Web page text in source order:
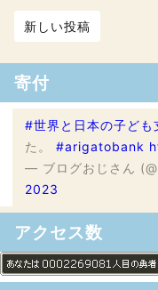
新しい投稿
寄付
#世界と日本の子ども
た。 #arigatobank
— ブログおじさん
2023
アクセス数